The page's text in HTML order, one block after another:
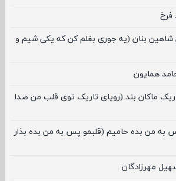
فرخ
شاهین بنان (یه جوری بغلم کن که یکی شیم و
همایون
ماکان بند (رویای تاریک توی قلب من صدا
به من بده حامیم (قلبمو پس به من بده بذار
مهرزادگان